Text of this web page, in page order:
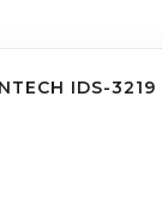
IDS-3219